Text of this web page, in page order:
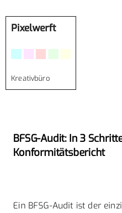
Pixelwerft
Kreativbüro
BFSG-Audit: In 3
Konformitätsbericht
Ein BFSG-Audit ist der